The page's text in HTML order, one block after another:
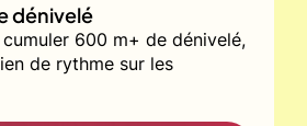
dénivelé
cumuler 600 m+ de dénivelé,
de rythme sur les